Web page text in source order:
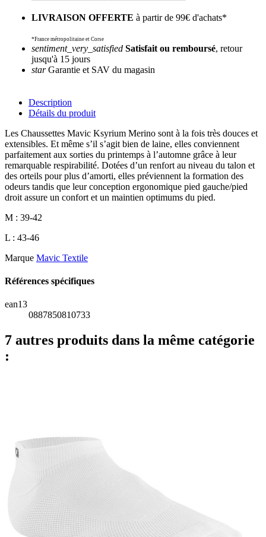
LIVRAISON OFFERTE à partir de 99€ d'achats*
*France métropolitaine et Corse
sentiment_very_satisfied Satisfait ou remboursé, retour
jusqu'à 15 jours
starGarantie et SAV du magasin
Description
Détails du produit
Les Chaussettes Mavic Ksyrium Merino sont à la fois très douces et
extensibles. Et même s’il s’agit bien de laine, elles conviennent
parfaitement aux sorties du printemps à l’automne grâce à leur
remarquable respirabilité. Dotées d’un renfort au niveau du talon et
des orteils pour plus d’amorti, elles préviennent la formation des
odeurs tandis que leur conception ergonomique pied gauche/pied
droit assure un confort et un maintien optimums du pied.
M : 39-42
L : 43-46
Marque Mavic Textile
Références spécifiques
ean13
0887850810733
7 autres produits dans la même catégorie
: